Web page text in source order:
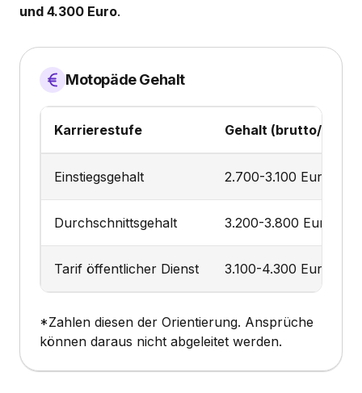
und 4.300 Euro.
Motopäde Gehalt
Karrierestufe Gehalt (brutto/
Einstiegsgehalt 2.700-3.100 Euro
Durchschnittsgehalt 3.200-3.800 Euro
Tarif öffentlicher Dienst 3.100-4.300 Euro
*Zahlen diesen der Orientierung. Ansprüche
können daraus nicht abgeleitet werden.